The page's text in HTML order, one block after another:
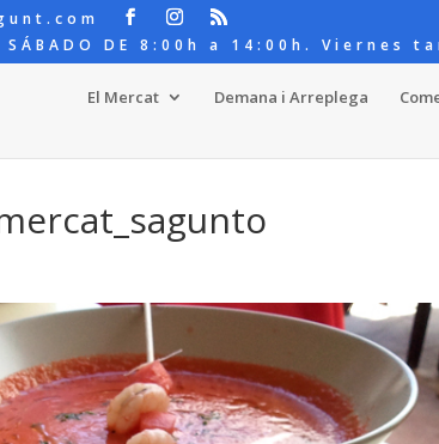
SÁBADO DE 8:00h a 14:00h. Viernes
El Mercat Demana i Arreplega